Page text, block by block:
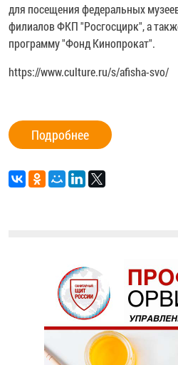
для посещения федеральных
филиалов ФКП "Росгосцирк", а
программу "Фонд Кинопрокат".
https://www.culture.ru/s/afisha-svo/
Подробнее